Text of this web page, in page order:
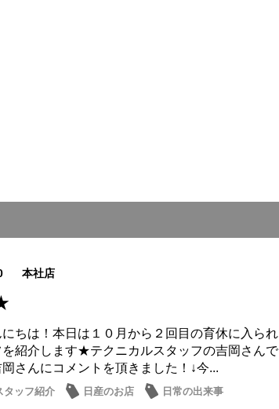
本社店
ちは！本日は１０月から２回目の育休に入られ
を紹介します★テクニカルスタッフの吉岡さんで
さんにコメントを頂きました！↓今...
タッフ紹介 日産のお店
日常の出来事